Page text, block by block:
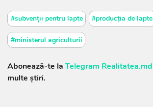
#subvenții pentru lapte #producția de lapte
#ministerul agriculturii
Abonează-te la Telegram Realitatea.md
multe știri.